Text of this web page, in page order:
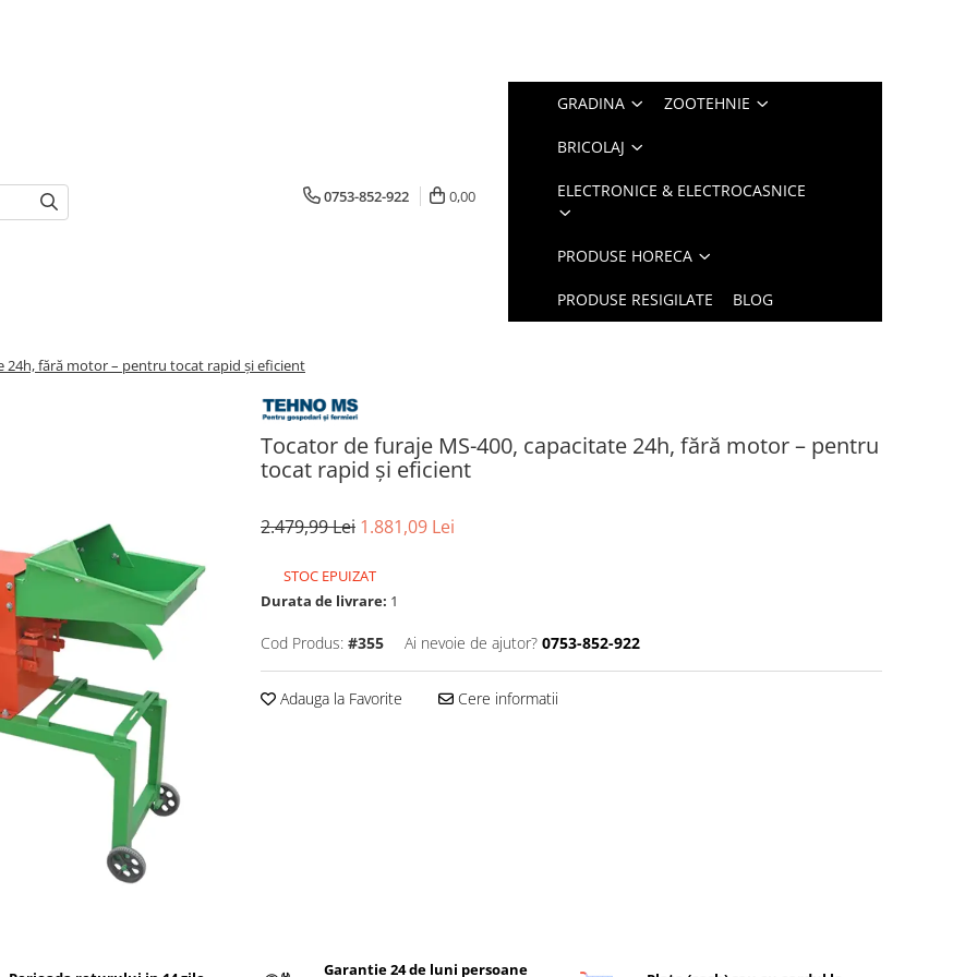
0753-852-922 0,00
GRADINA ZOOTEHNIE
BRICOLAJ
ELECTRONICE & ELECTROCASNICE
PRODUSE HORECA
PRODUSE RESIGILATE BLOG
24h, fără motor – pentru tocat rapid și eficient
Tocator de furaje MS-400, capacitate 24h, fără motor – pentru
tocat rapid și eficient
2.479,99 Lei 1.881,09 Lei
STOC EPUIZAT
Durata de livrare: 1
Cod Produs: #355 Ai nevoie de ajutor? 0753-852-922
Adauga la Favorite Cere informatii
Garantie 24 de luni persoane